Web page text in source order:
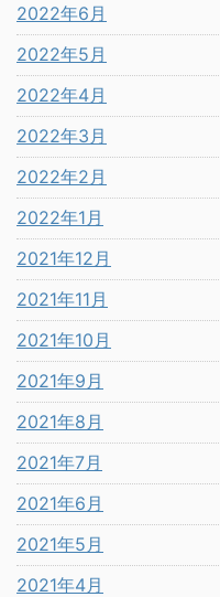
2022年6月
2022年5月
2022年4月
2022年3月
2022年2月
2022年1月
2021年12月
2021年11月
2021年10月
2021年9月
2021年8月
2021年7月
2021年6月
2021年5月
2021年4月